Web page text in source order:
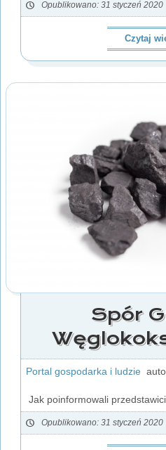
Opublikowano: 31 styczeń 2020
Czytaj
Spór
Portal gospodarka i ludzie
Jak poinformowali
Opublikowano: 31 styczeń 2020